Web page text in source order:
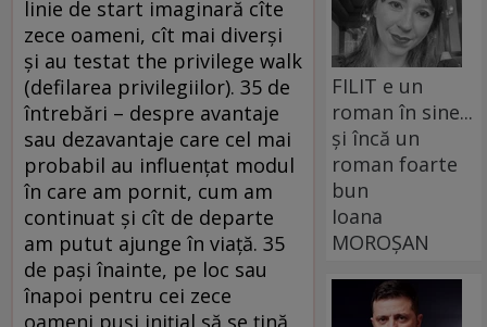
linie de start imaginară cîte
zece oameni, cît mai diverși
și au testat the privilege walk
(defilarea privilegiilor). 35 de
întrebări – despre avantaje
sau dezavantaje care cel mai
probabil au influențat modul
în care am pornit, cum am
continuat și cît de departe
am putut ajunge în viață. 35
de pași înainte, pe loc sau
înapoi pentru cei zece
FILIT e un
roman în sine...
și încă un
roman foarte
bun
Ioana
MOROȘAN